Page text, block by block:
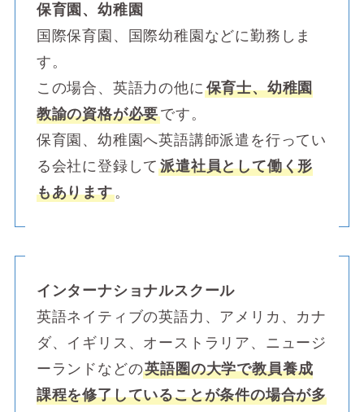
保育園、幼稚園
国際保育園、国際幼稚園などに勤務しま
す。
この場合、英語力の他に 保育士、幼稚園
教諭の資格が必要です。
保育園、幼稚園へ英語講師派遣を行ってい
る会社に登録して派遣社員として働く形
もあります。
インターナショナルスクール
英語ネイティブの英語力、アメリカ、カナ
ダ、イギリス、オーストラリア、ニュージ
ーランドなどの英語圏の大学で教員養成
課程を修了していることが条件の場合が多